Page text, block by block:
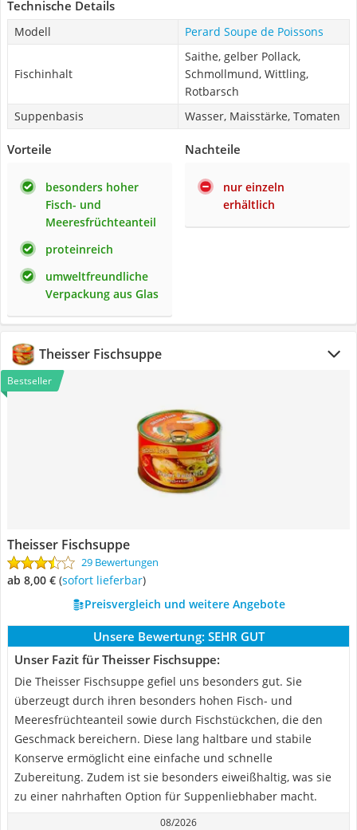
Technische Details
Modell Perard Soupe de Poissons
Fischinhalt
Saithe, gelber Pollack,
Schmollmund, Wittling,
Rotbarsch
Suppenbasis
Wasser, Maisstärke, Tomaten
Vorteile
besonders hoher
Fisch- und
Meeresfrüchteanteil
proteinreich
umweltfreundliche
Verpackung aus Glas
Nachteile
nur einzeln
erhältlich
Theisser Fischsuppe
Bestseller
Theisser Fischsuppe
29 Bewertungen
ab 8,00 € ( Sofort lieferbar)
Preisvergleich und weitere Angebote
Unsere Bewertung: SEHR GUT
Unser Fazit für Theisser Fischsuppe:
Die Theisser Fischsuppe gefiel uns besonders gut. Sie
überzeugt durch ihren besonders hohen Fisch- und
Meeresfrüchteanteil sowie durch Fischstückchen, die den
Geschmack bereichern. Diese lang haltbare und stabile
Konserve ermöglicht eine einfache und schnelle
Zubereitung. Zudem ist sie besonders eiweißhaltig, was sie
zu einer nahrhaften Option für Suppenliebhaber macht.
08/2026